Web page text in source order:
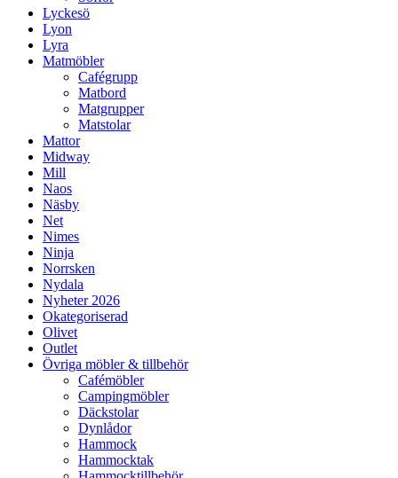
Lyckesö
Lyon
Lyra
Matmöbler
Cafégrupp
Matbord
Matgrupper
Matstolar
Mattor
Midway
Mill
Naos
Näsby
Net
Nimes
Ninja
Norrsken
Nydala
Nyheter 2026
Okategoriserad
Olivet
Outlet
Övriga möbler & tillbehör
Cafémöbler
Campingmöbler
Däckstolar
Dynlådor
Hammock
Hammocktak